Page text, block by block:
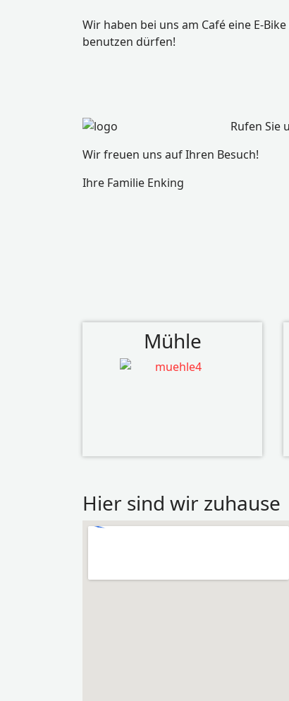
Wir haben bei uns am Café eine E-
benutzen dürfen!
Rufen Sie
Wir freuen uns auf Ihren Besuch!
Ihre Familie Enking
Mühle
Hier sind wir zuhause